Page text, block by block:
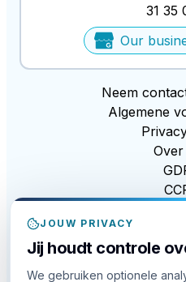
31 35
Our
Neem
Algemene
Cookie-
JOUW PRIVACY
Jij houdt controle
We gebruiken optionele